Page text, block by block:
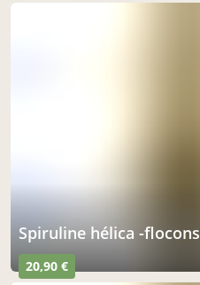
spiruline hélica -
20,90 €